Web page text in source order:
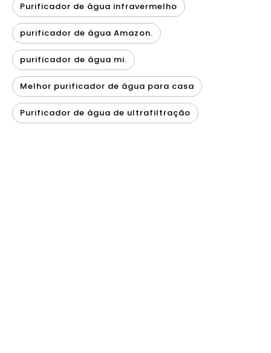
Purificador de água infravermelho
purificador de água Amazon.
purificador de água mi.
Melhor purificador de água para casa
Purificador de água de ultrafiltração